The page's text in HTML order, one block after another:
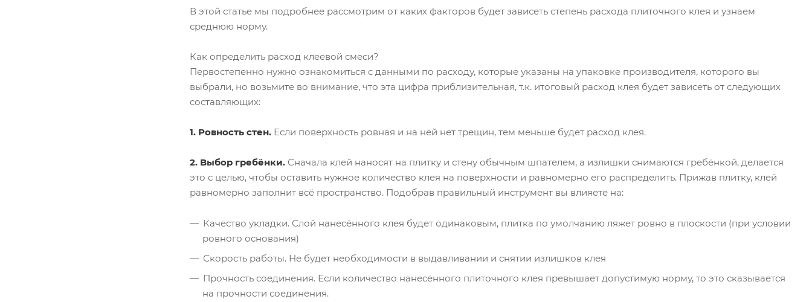
В этой статье мы подробнее рассмотрим от каких факторов будет зависеть степень расхода плиточного клея и узнаем
среднюю норму.
Как определить расход клеевой смеси?
Первостепенно нужно ознакомиться с данными по расходу, которые указаны на упаковке производителя, которого вы
выбрали, но возьмите во внимание, что эта цифра приблизительная, т.к. итоговый расход клея будет зависеть от следующих
составляющих:
1. Ровность стен. Если поверхность ровная и на ней нет трещин, тем меньше будет расход клея.
2. Выбор гребёнки. Сначала клей наносят на плитку и стену обычным шпателем, а излишки снимаются гребёнкой, делается
это с целью, чтобы оставить нужное количество клея на поверхности и равномерно его распределить. Прижав плитку, клей
равномерно заполнит всё пространство. Подобрав правильный инструмент вы влияете на:
Качество укладки. Слой нанесённого клея будет одинаковым, плитка по умолчанию ляжет ровно в плоскости (при условии
ровного основания)
Скорость работы. Не будет необходимости в выдавливании и снятии излишков клея
Прочность соединения. Если количество нанесённого плиточного клея превышает допустимую норму, то это сказывается
на прочности соединения.